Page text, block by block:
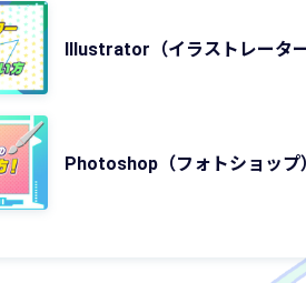
Illustrator（イラストレータ
Photoshop（フォトショップ